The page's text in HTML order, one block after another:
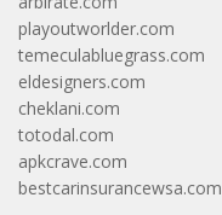
playoutworlder.com
temeculabluegrass.com
eldesigners.com
cheklani.com
totodal.com
apkcrave.com
bestcarinsurancewsa.com